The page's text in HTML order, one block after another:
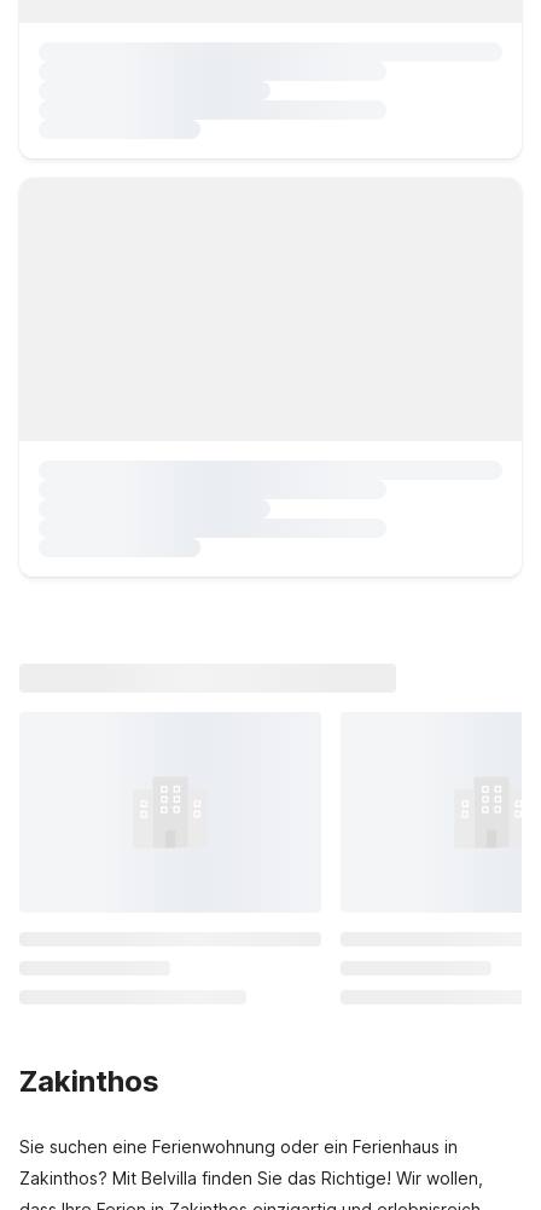
Zakinthos
Sie suchen eine Ferienwohnung oder ein Ferienhaus in
Zakinthos? Mit Belvilla finden Sie das Richtige! Wir wollen,